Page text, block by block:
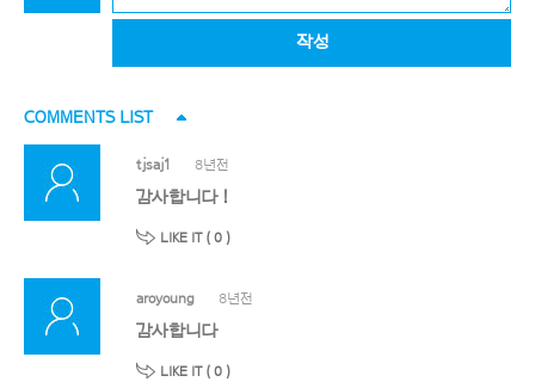
작성
COMMENTS LIST
tjsaj1 8년전
감사합니다 !
LIKE IT ( 0 )
aroyoung 8년전
감사합니다
LIKE IT ( 0 )